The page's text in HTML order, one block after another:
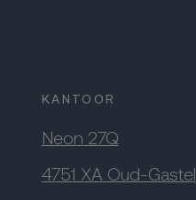
KANTOOR
Neon 27Q
4751 XA Oud-Gastel